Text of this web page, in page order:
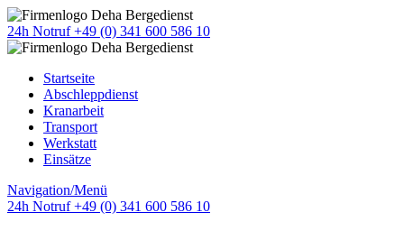
24h Notruf +49 (0) 341 600 586 10
Startseite
Abschleppdienst
Kranarbeit
Transport
Werkstatt
Einsätze
Navigation/Menü
24h Notruf +49 (0) 341 600 586 10